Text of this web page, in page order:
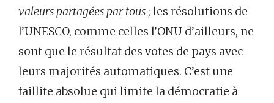
valeurs partagées par tous ; les résolutions de
l’UNESCO, comme celles l’ONU d’ailleurs, ne
sont que le résultat des votes de pays avec
leurs majorités automatiques. C’est une
faillite absolue qui limite la démocratie à